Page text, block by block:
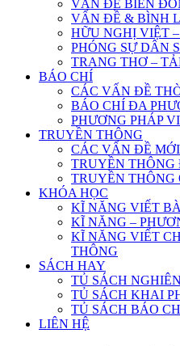
VẤN ĐỀ BIỂN
VẤN ĐỀ & BÌNH
HỮU NGHỊ VIỆT
PHÓNG SỰ DÂN
TRANG THƠ –
BÁO CHÍ
CÁC VẤN ĐỀ
BÁO CHÍ ĐA
PHƯƠNG PHÁP
TRUYỀN THÔNG
CÁC VẤN ĐỀ MỚI
TRUYỀN
TRUYỀN THÔNG
KHÓA HỌC
KĨ NĂNG VIẾT
KĨ NĂNG –
KĨ NĂNG VIẾT
THÔNG
SÁCH HAY
TỦ SÁCH
TỦ SÁCH KHAI
TỦ SÁCH BÁO
LIÊN HỆ